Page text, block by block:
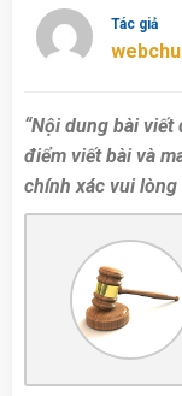
Tác giả
“Nội dung bài
điểm viết bài và
chính xác vui lòng